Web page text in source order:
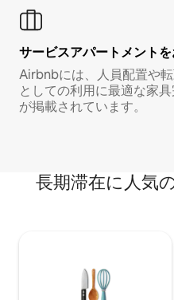
サービスアパートメント
Airbnbには、人員配置や
としての利用に最適な家
が掲載されています。
長期滞在に人気